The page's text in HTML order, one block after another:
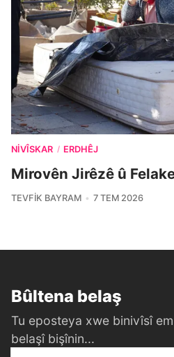
NIVÎSKAR / ERDHÊJ
Mirovên Jirêzê û
TEVFIK BAYRAM 7 TEM 2026
Bûltena belaş
Tu eposteya xwe binivîsî
belaşî bişînin...